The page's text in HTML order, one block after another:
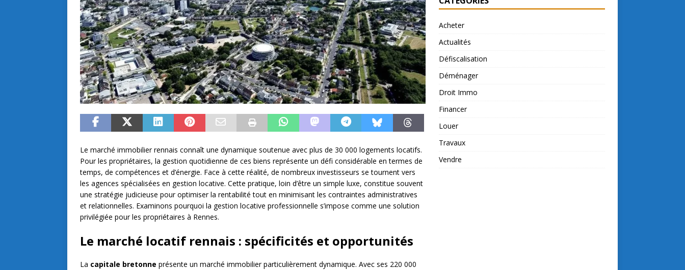
Le marché immobilier rennais connaît une dynamique soutenue avec plus de 30 000 logements locatifs.
Pour les propriétaires, la gestion quotidienne de ces biens représente un défi considérable en termes de
temps, de compétences et d’énergie. Face à cette réalité, de nombreux investisseurs se tournent vers
les agences spécialisées en gestion locative. Cette pratique, loin d’être un simple luxe, constitue souvent
une stratégie judicieuse pour optimiser la rentabilité tout en minimisant les contraintes administratives
et relationnelles. Examinons pourquoi la gestion locative professionnelle s’impose comme une solution
privilégiée pour les propriétaires à Rennes.
Le marché locatif rennais : spécificités et opportunités
La capitale bretonne présente un marché immobilier particulièrement dynamique. Avec ses 220 000
Acheter
Actualités
Défiscalisation
Déménager
Droit Immo
Financer
Louer
Travaux
Vendre